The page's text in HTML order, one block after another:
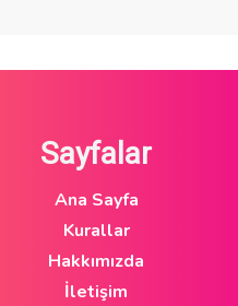
Sayfalar
Ana Sayfa
Kurallar
Hakkımızda
İletişim